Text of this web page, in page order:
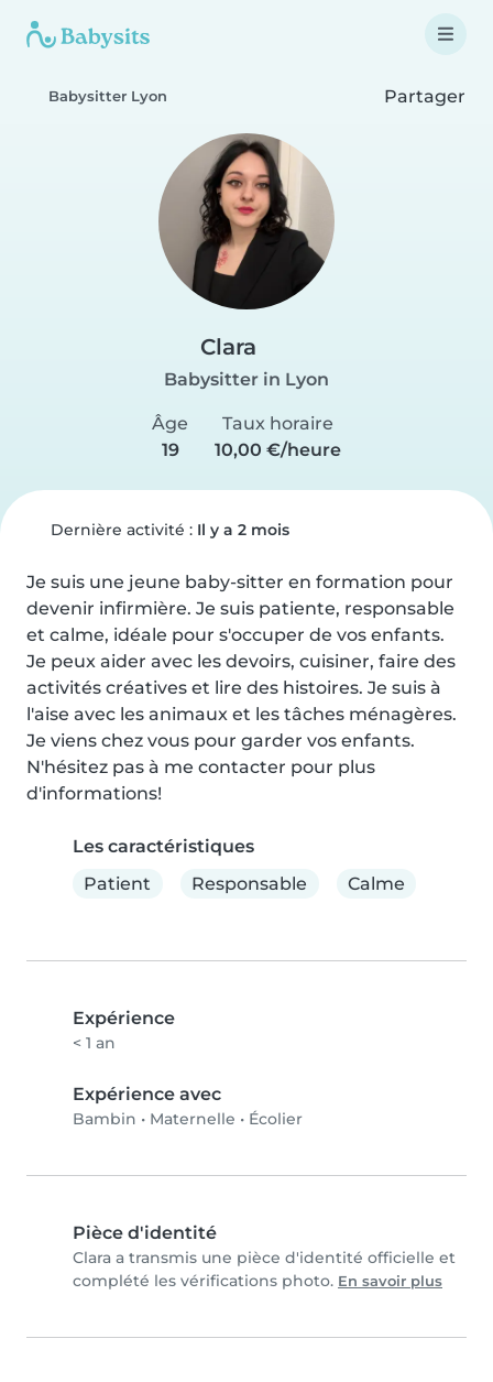
Babysitter Lyon Partager
Clara
Babysitter in Lyon
Âge
19
Taux horaire
10,00 €/heure
Dernière activité : Il y a 2 mois
Je suis une jeune baby-sitter en formation pour
devenir infirmière. Je suis patiente, responsable
et calme, idéale pour s'occuper de vos enfants.
Je peux aider avec les devoirs, cuisiner, faire des
activités créatives et lire des histoires. Je suis à
l'aise avec les animaux et les tâches ménagères.
Je viens chez vous pour garder vos enfants.
N'hésitez pas à me contacter pour plus
d'informations!
Les caractéristiques
Patient
Responsable Calme
Expérience
< 1 an
Expérience avec
Bambin • Maternelle • Écolier
Pièce d'identité
Clara a transmis une pièce d'identité officielle et
complété les vérifications photo. En savoir plus